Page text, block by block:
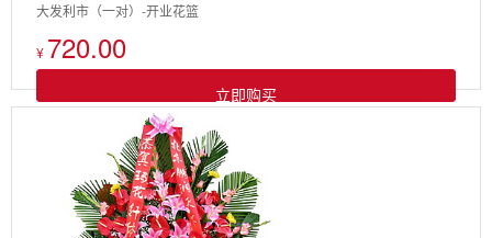
大发利市（一对）-开业花篮
¥ 720.00
立即购买